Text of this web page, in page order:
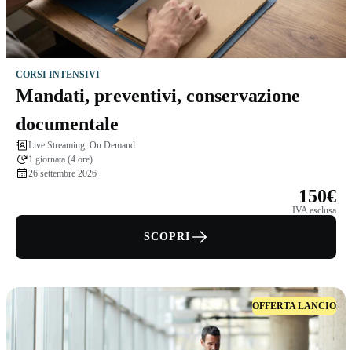
CORSI INTENSIVI
Mandati, preventivi, conservazione
documentale
Live Streaming, On Demand
1 giornata (4 ore)
26 settembre 2026
150€
IVA esclusa
SCOPRI
OFFERTA LANCIO